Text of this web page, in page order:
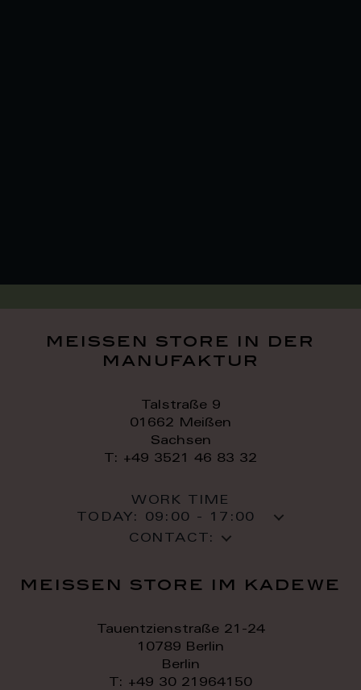
meissen store in der
manufaktur
Talstraße 9
01662 Meißen
Sachsen
T: +49 3521 46 83 32
WORK TIME
TODAY: 09:00 - 17:00
CONTACT:
meissen store im kadewe
Tauentzienstraße 21-24
10789 Berlin
Berlin
T: +49 30 21964150